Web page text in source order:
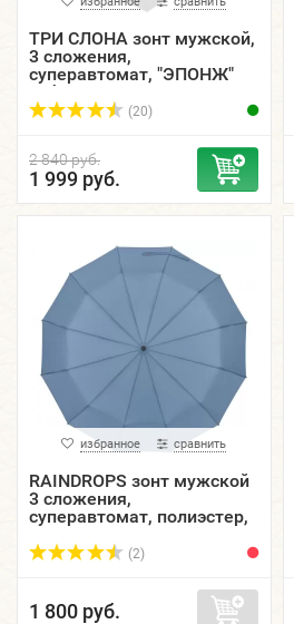
ТРИ СЛОНА зонт мужской,
3 сложения,
суперавтомат, "ЭПОНЖ"
тефлон, купол 115 см.
M6800
(20)
2 840 руб.
1 999 руб.
избранное сравнить
RAINDROPS зонт мужской
3 сложения,
суперавтомат, полиэстер,
(2)
1 800 руб.